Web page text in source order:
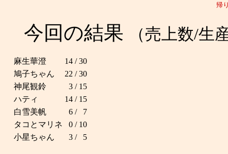
帰
今回の結果 （売上数/生
麻生華澄 14 / 30
鳩子ちゃん
22 / 30
神尾観鈴
3 / 15
ハティ
14 / 15
白雪美帆
6 /
7
タコとマリネ
0 / 10
小星ちゃん
3 / 5